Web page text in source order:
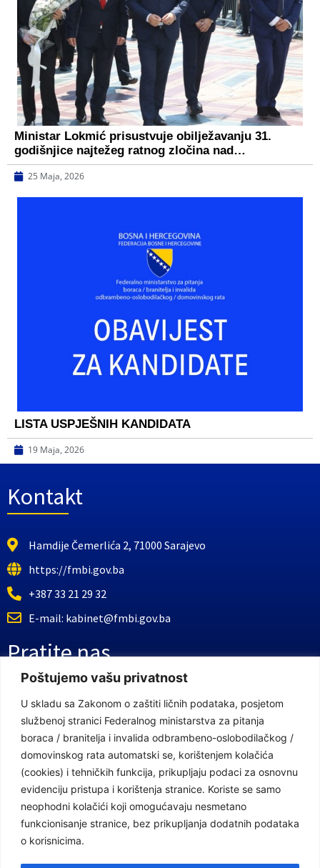
Poštujemo vašu privatnost
U skladu sa Zakonom o zaštiti ličnih podataka, posjetom
službenoj stranici Federalnog ministarstva za pitanja
boraca / branitelja i invalida odbrambeno-oslobodilačkog /
domovinskog rata automatski se, korištenjem kolačića
(cookies) i tehničkih funkcija, prikupljaju podaci za osnovnu
evidenciju pristupa i korištenja stranice. Koriste se samo
neophodni kolačići koji omogućavaju nesmetano
funkcionisanje stranice, bez prikupljanja dodatnih podataka
o korisnicima.
Ministar Lokmić prisustvuje obilježavanju 31.
godišnjice najtežeg ratnog zločina nad…
25 Maja, 2026
LISTA USPJEŠNIH KANDIDATA
19 Maja, 2026
Kontakt
Hamdije Čemerlića 2, 71000 Sarajevo
https://fmbi.gov.ba
+387 33 21 29 32
E-mail: kabinet@fmbi.gov.ba
Pratite nas
Facebook Stranica
Youtube Kanal
Linkovi
Vlada Federacije Bosne i Hercegovine
Federalno ministarstvo finansija